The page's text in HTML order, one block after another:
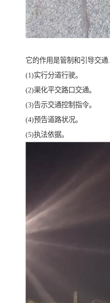
它的作用是管制和引导交通.
(1)实行分道行驶。
(2)渠化平交路口交通。
(3)告示交通控制指令。
(4)预告道路状况。
(5)执法依据。